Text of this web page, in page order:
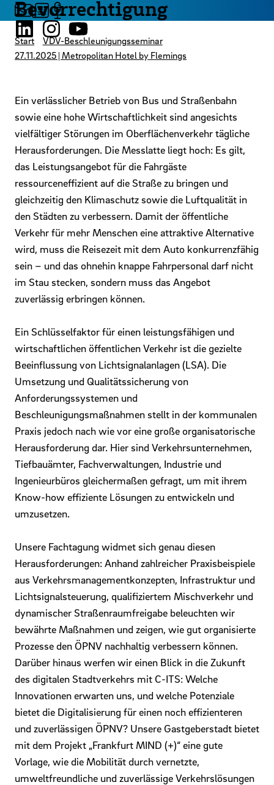
Bevorrechtigung
Start
VDV-Beschleunigungsseminar
27.11.2025 | Metropolitan Hotel by Flemings
Ein verlässlicher Betrieb von Bus und Straßenbahn
sowie eine hohe Wirtschaftlichkeit sind angesichts
vielfältiger Störungen im Oberflächenverkehr tägliche
Herausforderungen. Die Messlatte liegt hoch: Es gilt,
das Leistungsangebot für die Fahrgäste
ressourceneffizient auf die Straße zu bringen und
gleichzeitig den Klimaschutz sowie die Luftqualität in
den Städten zu verbessern. Damit der öffentliche
Verkehr für mehr Menschen eine attraktive Alternative
wird, muss die Reisezeit mit dem Auto konkurrenzfähig
sein – und das ohnehin knappe Fahrpersonal darf nicht
im Stau stecken, sondern muss das Angebot
zuverlässig erbringen können.
Ein Schlüsselfaktor für einen leistungsfähigen und
wirtschaftlichen öffentlichen Verkehr ist die gezielte
Beeinflussung von Lichtsignalanlagen (LSA). Die
Umsetzung und Qualitätssicherung von
Anforderungssystemen und
Beschleunigungsmaßnahmen stellt in der kommunalen
Praxis jedoch nach wie vor eine große organisatorische
Herausforderung dar. Hier sind Verkehrsunternehmen,
Tiefbauämter, Fachverwaltungen, Industrie und
Ingenieurbüros gleichermaßen gefragt, um mit ihrem
Know-how effiziente Lösungen zu entwickeln und
umzusetzen.
Unsere Fachtagung widmet sich genau diesen
Herausforderungen: Anhand zahlreicher Praxisbeispiele
aus Verkehrsmanagementkonzepten, Infrastruktur und
Lichtsignalsteuerung, qualifiziertem Mischverkehr und
dynamischer Straßenraumfreigabe beleuchten wir
bewährte Maßnahmen und zeigen, wie gut organisierte
Prozesse den ÖPNV nachhaltig verbessern können.
Darüber hinaus werfen wir einen Blick in die Zukunft
des digitalen Stadtverkehrs mit C-ITS: Welche
Innovationen erwarten uns, und welche Potenziale
bietet die Digitalisierung für einen noch effizienteren
und zuverlässigen ÖPNV? Unsere Gastgeberstadt bietet
mit dem Projekt „Frankfurt MIND (+)“ eine gute
Vorlage, wie die Mobilität durch vernetzte,
umweltfreundliche und zuverlässige Verkehrslösungen